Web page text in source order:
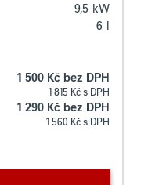
9,5 kW
6 l
1 500 Kč bez DPH
1 815 Kč s DPH
1 290 Kč bez DPH
1 560 Kč s DPH